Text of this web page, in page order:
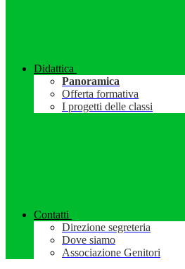
Didattica
Panoramica
Offerta formativa
I progetti delle classi
Contatti
Direzione segreteria
Dove siamo
Associazione Genitori